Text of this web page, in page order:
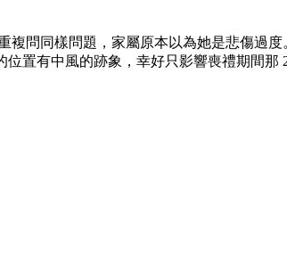
複問同樣問題，家屬原本以為她是悲傷過
置有中風的跡象，幸好只影響喪禮期間那